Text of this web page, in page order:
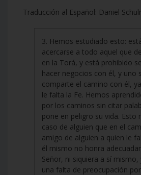
Traducción al Español: Daniel
3. Hemos estudiado esto:
acercarse a todo aquel que
en la Torá, y está prohibido
hacer negocios con él, y uno
comparte el camino con él,
le falta la Fe. Hemos
por los caminos sin citar
pone en peligro su vida. Esto
caso de alguien que en el
amigo de alguien a quien le
él mismo no honra
Señor, ni siquiera a sí
una falta de preocupación